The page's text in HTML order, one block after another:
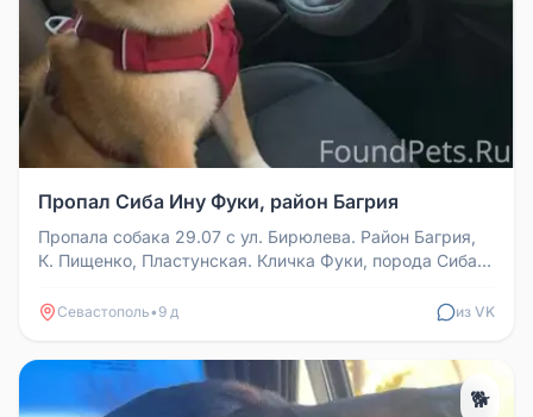
Пропал Сиба Ину Фуки, район Багрия
Пропала собака 29.07 с ул. Бирюлева. Район Багрия,
К. Пищенко, Пластунская. Кличка Фуки, порода Сиба
Севастополь• 9 д из VK
🐕